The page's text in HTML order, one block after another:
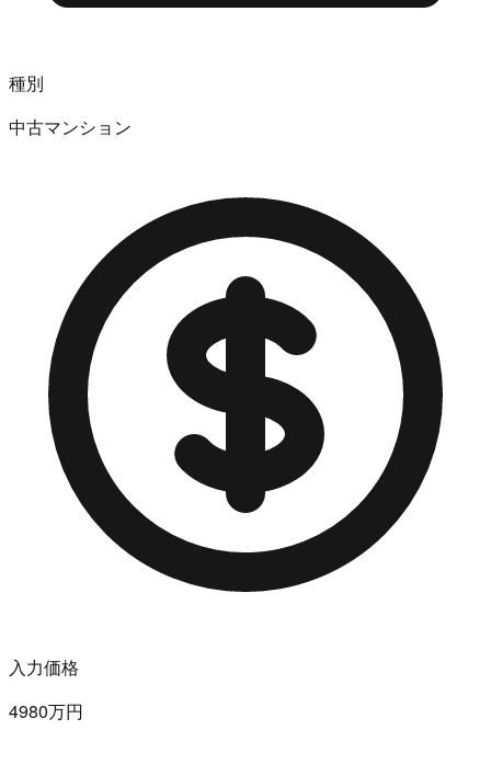
種別
中古マンション
入力価格
4980万円